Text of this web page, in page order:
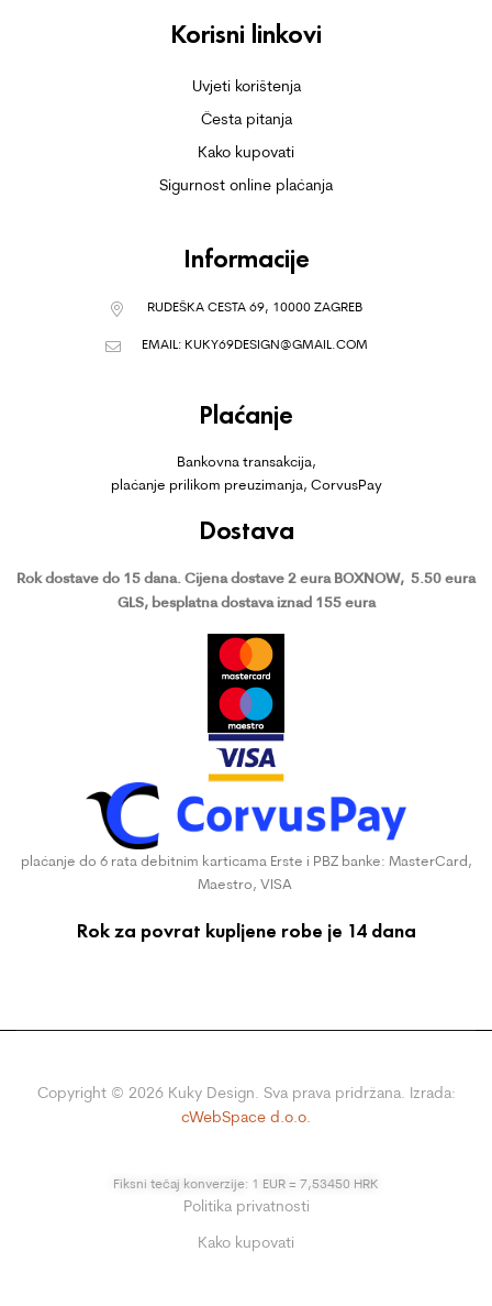
Korisni linkovi
Uvjeti korištenja
Česta pitanja
Kako kupovati
Sigurnost online plaćanja
Informacije
RUDEŠKA CESTA 69, 10000 ZAGREB
EMAIL: KUKY69DESIGN@GMAIL.COM
Plaćanje
Bankovna transakcija,
plaćanje prilikom preuzimanja, CorvusPay
Dostava
Rok dostave do 15 dana. Cijena dostave 2 eura BOXNOW, 5.50 eura
GLS, besplatna dostava iznad 155 eura
plaćanje do 6 rata debitnim karticama Erste i PBZ banke: MasterCard,
Maestro, VISA
Rok za povrat kupljene robe je 14 dana
Copyright © 2026Kuky Design. Sva prava pridržana. Izrada:
cWebSpace d.o.o.
Fiksni tečaj konverzije: 1 EUR = 7,53450 HRK
Politika privatnosti
Kako kupovati